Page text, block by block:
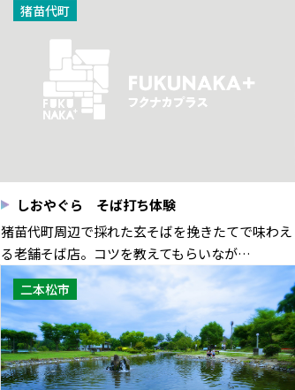
猪苗代町
しおやぐら そば打ち体験
猪苗代町周辺で採れた玄そばを挽きたてで味わえ
る老舗そば店。コツを教えてもらいなが…
二本松市